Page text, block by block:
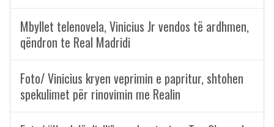
Mbyllet telenovela, Vinicius Jr vendos të ardhmen,
qëndron te Real Madridi
Foto/ Vinicius kryen veprimin e papritur, shtohen
spekulimet për rinovimin me Realin